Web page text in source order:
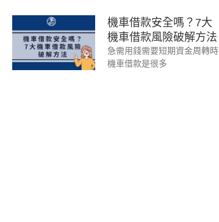
機車借款安全嗎？7大
機車借款風險破解方法
急需用錢需要短期資金周轉時
機車借款是很多